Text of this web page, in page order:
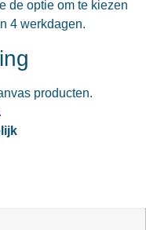
de optie om te kiezen
4 werkdagen.
producten.
.